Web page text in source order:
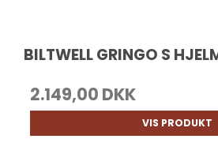
BILTWELL GRINGO S
2.149,00 DKK
VIS PRODUKT